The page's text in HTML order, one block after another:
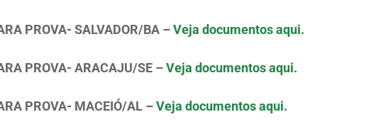
PROVA- SALVADOR/BA –Veja documentos aqui.
PROVA- ARACAJU/SE –Veja documentos aqui.
PROVA- MACEIÓ/AL –Veja documentos aqui.